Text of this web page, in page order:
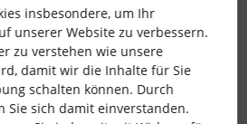
muss man das selber eintragen
insbesondere, um Ihr
unserer Website zu verbessern.
zu verstehen wie unsere
damit wir die Inhalte für Sie
schalten können. Durch
Sie sich damit einverstanden.